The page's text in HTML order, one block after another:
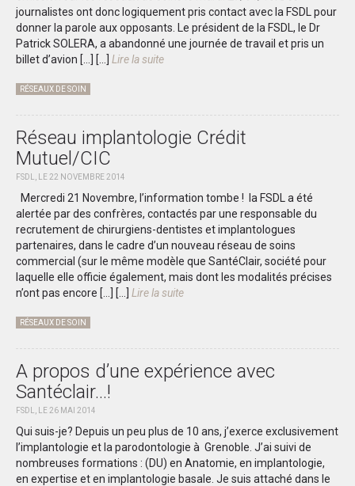
journalistes ont donc logiquement pris contact avec la FSDL pour
donner la parole aux opposants. Le président de la FSDL, le Dr
Patrick SOLERA, a abandonné une journée de travail et pris un
billet d’avion […]
[...] Lire la suite
RÉSEAUX DE SOIN
Réseau implantologie Crédit
Mutuel/CIC
FSDL, LE 22 NOVEMBRE 2014
Mercredi 21 Novembre, l’information tombe ! la FSDL a été
alertée par des confrères, contactés par une responsable du
recrutement de chirurgiens-dentistes et implantologues
partenaires, dans le cadre d’un nouveau réseau de soins
commercial (sur le même modèle que SantéClair, société pour
laquelle elle officie également, mais dont les modalités précises
n’ont pas encore […]
[...] Lire la suite
RÉSEAUX DE SOIN
A propos d’une expérience avec
Santéclair…!
FSDL, LE 26 MAI 2014
Qui suis-je? Depuis un peu plus de 10 ans, j’exerce exclusivement
l’implantologie et la parodontologie à Grenoble. J’ai suivi de
nombreuses formations : (DU) en Anatomie, en implantologie,
en expertise et en implantologie basale. Je suis attaché dans le